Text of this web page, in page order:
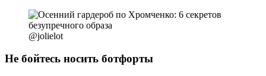
@jolielot
Не бойтесь носить ботфорты